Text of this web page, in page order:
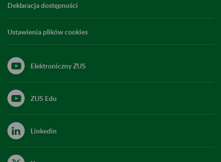
Deklaracja dostępności
Ustawienia plików cookies
Elektroniczny ZUS
ZUS Edu
Linkedin